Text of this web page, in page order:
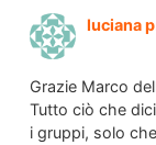
luciana
Grazie Marco
Tutto ciò che
i gruppi, solo